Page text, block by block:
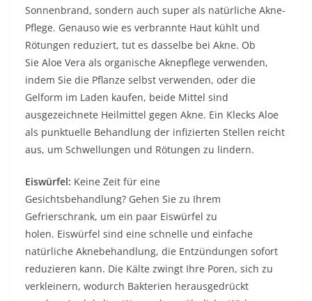
Sonnenbrand, sondern auch super als natürliche Akne-
Pflege. Genauso wie es verbrannte Haut kühlt und
Rötungen reduziert, tut es dasselbe bei Akne. Ob
Sie Aloe Vera als organische Aknepflege verwenden,
indem Sie die Pflanze selbst verwenden, oder die
Gelform im Laden kaufen, beide Mittel sind
ausgezeichnete Heilmittel gegen Akne. Ein Klecks Aloe
als punktuelle Behandlung der infizierten Stellen reicht
aus, um Schwellungen und Rötungen zu lindern.
Eiswürfel: Keine Zeit für eine
Gesichtsbehandlung? Gehen Sie zu Ihrem
Gefrierschrank, um ein paar Eiswürfel zu
holen. Eiswürfel sind eine schnelle und einfache
natürliche Aknebehandlung, die Entzündungen sofort
reduzieren kann. Die Kälte zwingt Ihre Poren, sich zu
verkleinern, wodurch Bakterien herausgedrückt